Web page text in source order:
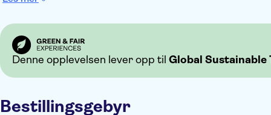
Denne opplevelsen lever opp til Global
Bestillingsgebyr